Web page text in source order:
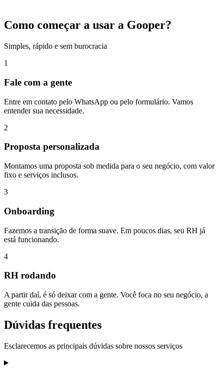
Como começar a usar a Gooper?
Simples, rápido e sem burocracia
1
Fale com a gente
Entre em contato pelo WhatsApp ou pelo formulário. Vamos
entender sua necessidade.
2
Proposta personalizada
Montamos uma proposta sob medida para o seu negócio, com valor
fixo e serviços inclusos.
3
Onboarding
Fazemos a transição de forma suave. Em poucos dias, seu RH já
está funcionando.
4
RH rodando
A partir daí, é só deixar com a gente. Você foca no seu negócio, a
gente cuida das pessoas.
Dúvidas frequentes
Esclarecemos as principais dúvidas sobre nossos serviços